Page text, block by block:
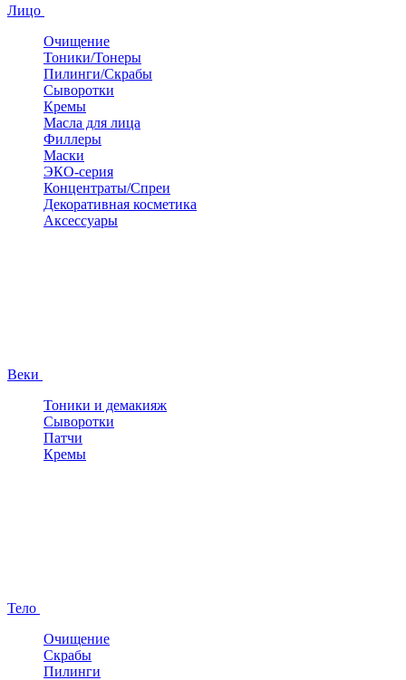
Лицо
Очищение
Тоники/Тонеры
Пилинги/Скрабы
Сыворотки
Кремы
Масла для лица
Филлеры
Маски
ЭКО-серия
Концентраты/Спреи
Декоративная косметика
Аксессуары
Веки
Тоники и демакияж
Сыворотки
Патчи
Кремы
Тело
Очищение
Скрабы
Пилинги